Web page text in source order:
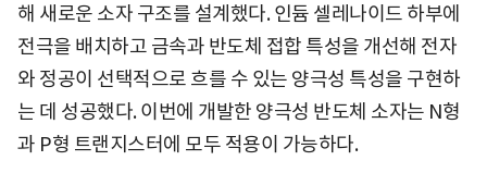
해 새로운 소자 구조를 설계했다. 인듐 셀레나이드 하부에
전극을 배치하고 금속과 반도체 접합 특성을 개선해 전자
와 정공이 선택적으로 흐를 수 있는 양극성 특성을 구현하
는 데 성공했다. 이번에 개발한 양극성 반도체 소자는 N형
과 P형 트랜지스터에 모두 적용이 가능하다.